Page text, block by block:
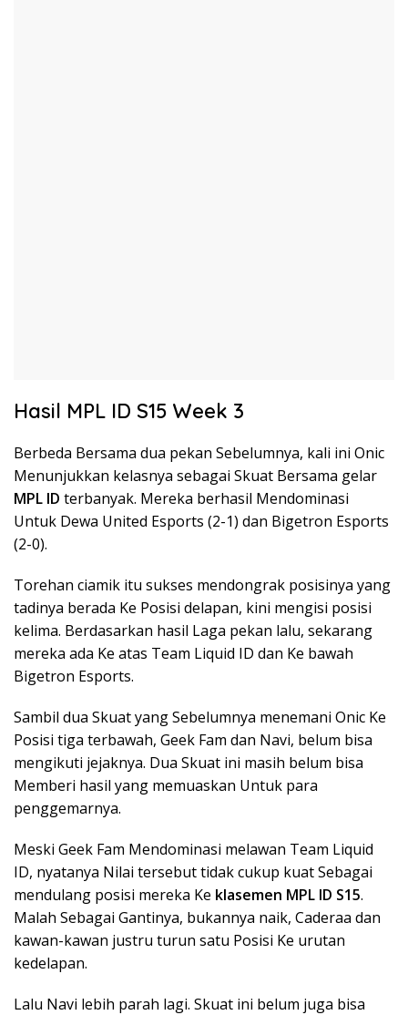
Hasil MPL ID S15 Week 3
Berbeda Bersama dua pekan Sebelumnya, kali ini Onic
Menunjukkan kelasnya sebagai Skuat Bersama gelar
MPL ID terbanyak. Mereka berhasil Mendominasi
Untuk Dewa United Esports (2-1) dan Bigetron Esports
(2-0).
Torehan ciamik itu sukses mendongrak posisinya yang
tadinya berada Ke Posisi delapan, kini mengisi posisi
kelima. Berdasarkan hasil Laga pekan lalu, sekarang
mereka ada Ke atas Team Liquid ID dan Ke bawah
Bigetron Esports.
Sambil dua Skuat yang Sebelumnya menemani Onic Ke
Posisi tiga terbawah, Geek Fam dan Navi, belum bisa
mengikuti jejaknya. Dua Skuat ini masih belum bisa
Memberi hasil yang memuaskan Untuk para
penggemarnya.
Meski Geek Fam Mendominasi melawan Team Liquid
ID, nyatanya Nilai tersebut tidak cukup kuat Sebagai
mendulang posisi mereka Ke klasemen MPL ID S15.
Malah Sebagai Gantinya, bukannya naik, Caderaa dan
kawan-kawan justru turun satu Posisi Ke urutan
kedelapan.
Lalu Navi lebih parah lagi. Skuat ini belum juga bisa